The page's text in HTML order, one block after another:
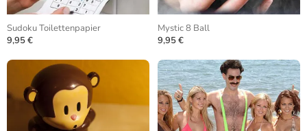
Sudoku Toilettenpapier
9,95 €
Mystic 8 Ball
9,95 €